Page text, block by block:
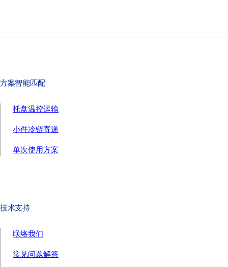
方案智能匹配
托盘温控运输
小件冷链寄递
单次使用方案
技术支持
联络我们
常见问题解答